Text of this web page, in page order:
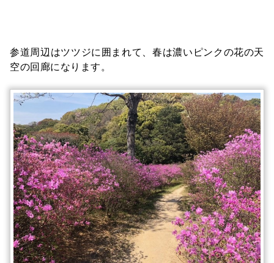
参道周辺はツツジに囲まれて、春は濃いピンクの花の天
空の回廊になります。